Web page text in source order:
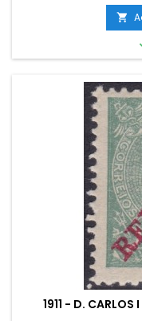

1911 - D. CARLOS